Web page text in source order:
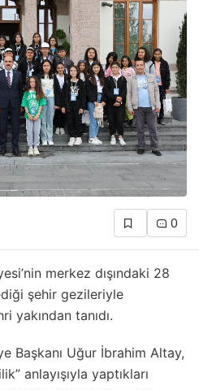
0
merkez dışındaki 28
şehir gezileriyle
yakından tanıdı.
Başkanı Uğur İbrahim Altay,
anlayışıyla yaptıkları